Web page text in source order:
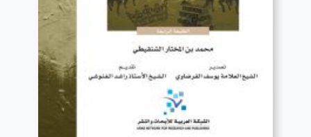
قراءة المزيد